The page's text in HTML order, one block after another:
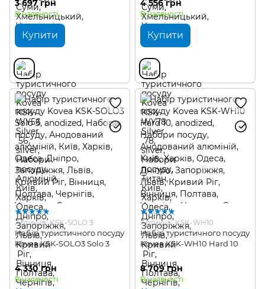
3 697 грн
В наявності
Купити
4 556 грн
В наявності
Купити
Артикул: KSK-SOLO 3
Набір туристичного посуду
Kovea KSK-SOLO3 Solo 3
4 330 грн
В наявності
Артикул: KSK-WH10
Набір туристичного посуду
Kovea KSK-WH10 Hard 10
8 709 грн
В наявності